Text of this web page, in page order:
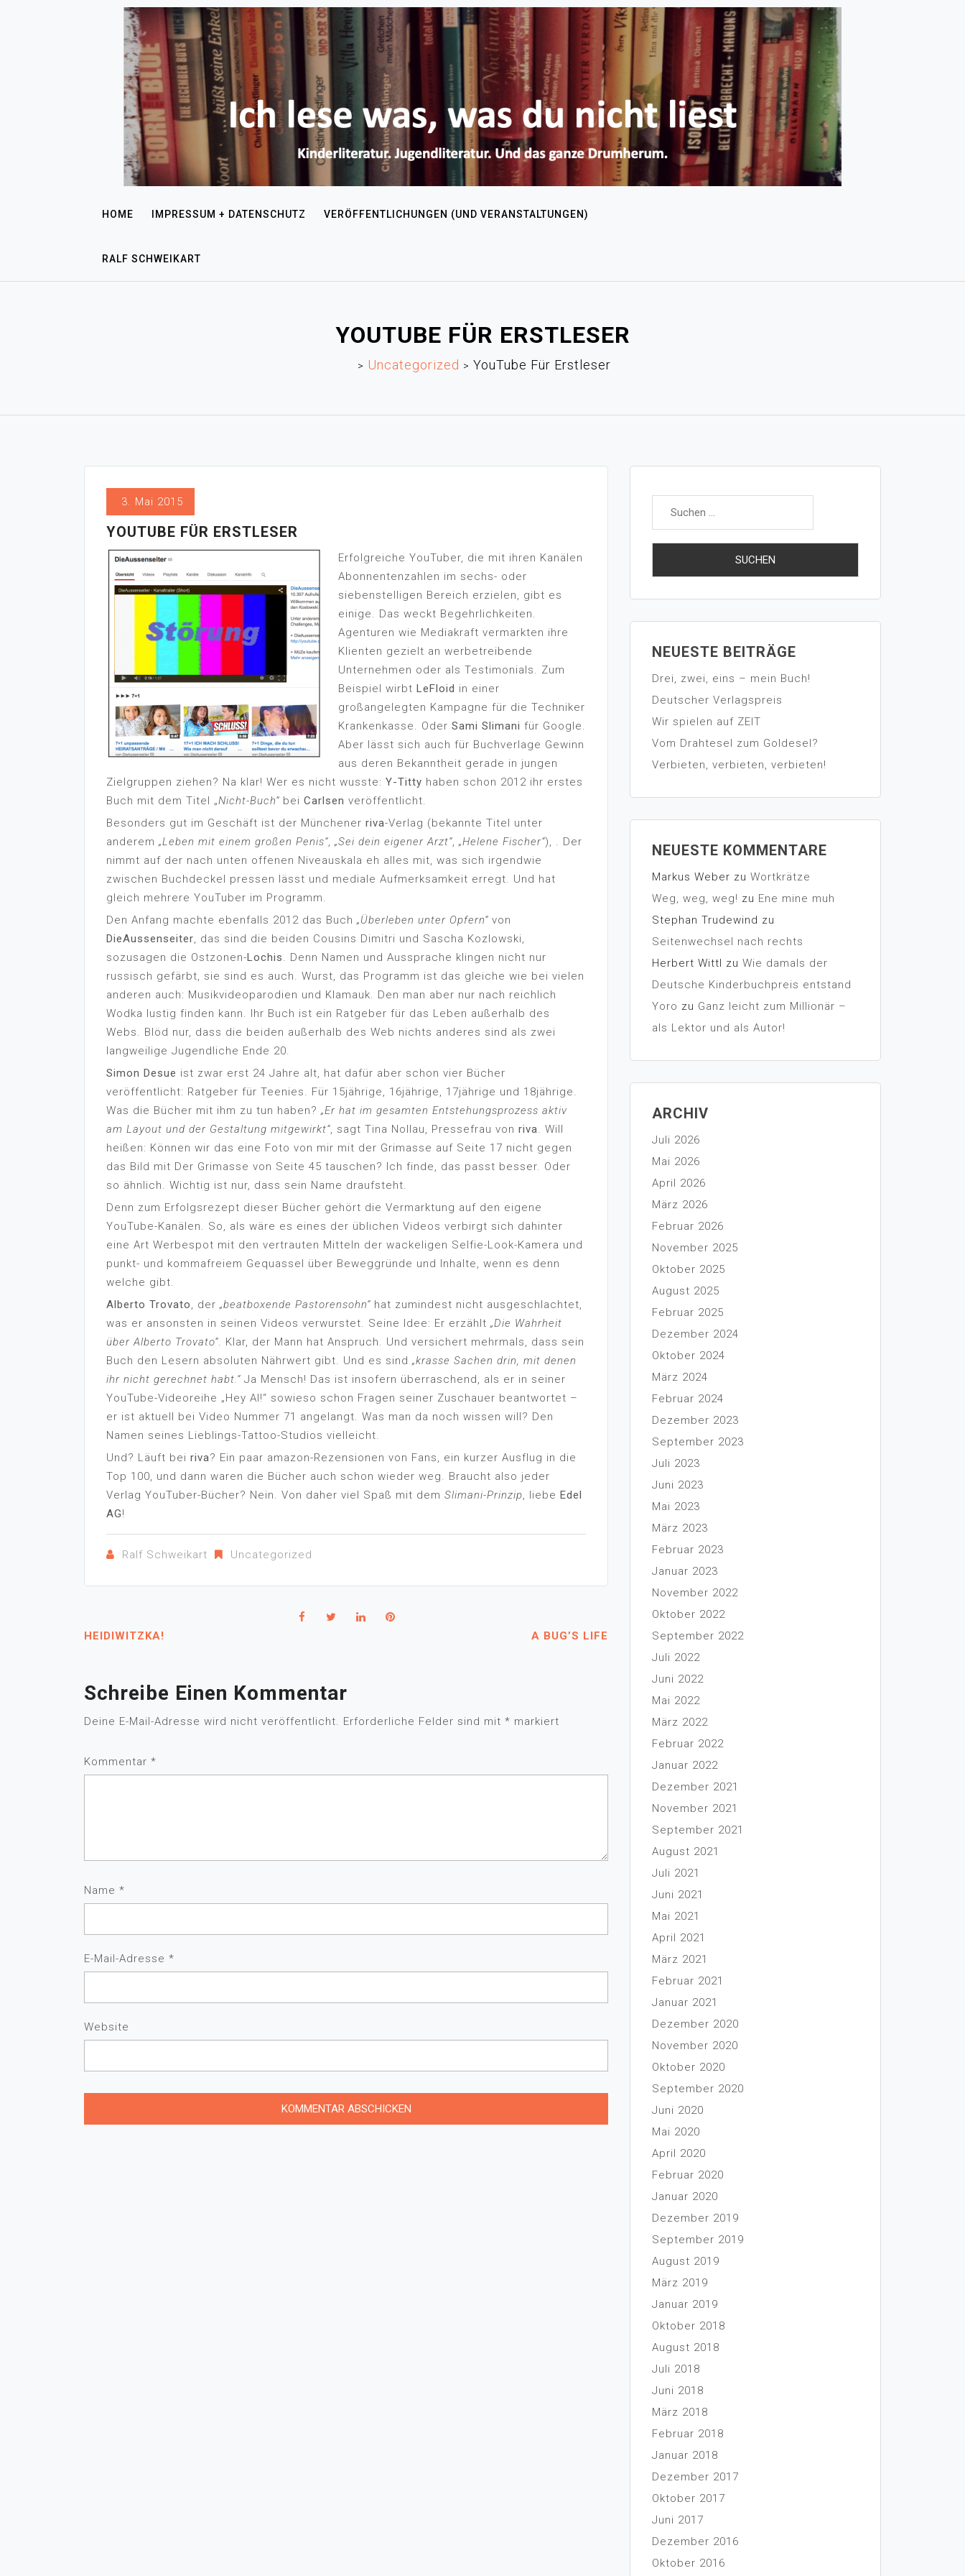
HOME IMPRESSUM + DATENSCHUTZ VERÖFFENTLICHUNGEN (UND VERANSTALTUNGEN)
RALF SCHWEIKART
YOUTUBE FÜR ERSTLESER
> Uncategorized > YouTube Für Erstleser
3. Mai 2015
YOUTUBE FÜR ERSTLESER
Erfolgreiche YouTuber, die mit ihren Kanälen
Abonnentenzahlen im sechs- oder
siebenstelligen Bereich erzielen, gibt es
einige. Das weckt Begehrlichkeiten.
Agenturen wie Mediakraft vermarkten ihre
Klienten gezielt an werbetreibende
Unternehmen oder als Testimonials. Zum
Beispiel wirbt LeFloid in einer
großangelegten Kampagne für die Techniker
Krankenkasse. Oder Sami Slimani für Google.
Aber lässt sich auch für Buchverlage Gewinn
aus deren Bekanntheit gerade in jungen
Zielgruppen ziehen? Na klar! Wer es nicht wusste: Y-Titty haben schon 2012 ihr erstes
Buch mit dem Titel „Nicht-Buch“ bei Carlsen veröffentlicht.
Besonders gut im Geschäft ist der Münchener riva-Verlag (bekannte Titel unter
anderem „Leben mit einem großen Penis“, „Sei dein eigener Arzt“, „Helene Fischer“), . Der
nimmt auf der nach unten offenen Niveauskala eh alles mit, was sich irgendwie
zwischen Buchdeckel pressen lässt und mediale Aufmerksamkeit erregt. Und hat
gleich mehrere YouTuber im Programm.
Den Anfang machte ebenfalls 2012 das Buch „Überleben unter Opfern“ von
DieAussenseiter, das sind die beiden Cousins Dimitri und Sascha Kozlowski,
sozusagen die Ostzonen-Lochis. Denn Namen und Aussprache klingen nicht nur
russisch gefärbt, sie sind es auch. Wurst, das Programm ist das gleiche wie bei vielen
anderen auch: Musikvideoparodien und Klamauk. Den man aber nur nach reichlich
Wodka lustig finden kann. Ihr Buch ist ein Ratgeber für das Leben außerhalb des
Webs. Blöd nur, dass die beiden außerhalb des Web nichts anderes sind als zwei
langweilige Jugendliche Ende 20.
Simon Desue ist zwar erst 24 Jahre alt, hat dafür aber schon vier Bücher
veröffentlicht: Ratgeber für Teenies. Für 15jährige, 16jährige, 17jährige und 18jährige.
Was die Bücher mit ihm zu tun haben? „Er hat im gesamten Entstehungsprozess aktiv
am Layout und der Gestaltung mitgewirkt“, sagt Tina Nollau, Pressefrau von riva. Will
heißen: Können wir das eine Foto von mir mit der Grimasse auf Seite 17 nicht gegen
das Bild mit Der Grimasse von Seite 45 tauschen? Ich finde, das passt besser. Oder
so ähnlich. Wichtig ist nur, dass sein Name draufsteht.
Denn zum Erfolgsrezept dieser Bücher gehört die Vermarktung auf den eigene
YouTube-Kanälen. So, als wäre es eines der üblichen Videos verbirgt sich dahinter
eine Art Werbespot mit den vertrauten Mitteln der wackeligen Selfie-Look-Kamera und
punkt- und kommafreiem Gequassel über Beweggründe und Inhalte, wenn es denn
welche gibt.
Alberto Trovato, der „beatboxende Pastorensohn“ hat zumindest nicht ausgeschlachtet,
was er ansonsten in seinen Videos verwurstet. Seine Idee: Er erzählt „Die Wahrheit
über Alberto Trovato“. Klar, der Mann hat Anspruch. Und versichert mehrmals, dass sein
Buch den Lesern absoluten Nährwert gibt. Und es sind „krasse Sachen drin, mit denen
ihr nicht gerechnet habt.“ Ja Mensch! Das ist insofern überraschend, als er in seiner
YouTube-Videoreihe „Hey Al!“ sowieso schon Fragen seiner Zuschauer beantwortet –
er ist aktuell bei Video Nummer 71 angelangt. Was man da noch wissen will? Den
Namen seines Lieblings-Tattoo-Studios vielleicht.
Und? Läuft bei riva? Ein paar amazon-Rezensionen von Fans, ein kurzer Ausflug in die
Top 100, und dann waren die Bücher auch schon wieder weg. Braucht also jeder
Verlag YouTuber-Bücher? Nein. Von daher viel Spaß mit dem Slimani-Prinzip, liebe Edel
AG!
Ralf Schweikart Uncategorized
HEIDIWITZKA! A BUG’S LIFE
Schreibe Einen Kommentar
Deine E-Mail-Adresse wird nicht veröffentlicht. Erforderliche Felder sind mit * markiert
Kommentar *
Name *
E-Mail-Adresse *
Website
NEUESTE BEITRÄGE
Drei, zwei, eins – mein Buch!
Deutscher Verlagspreis
Wir spielen auf ZEIT
Vom Drahtesel zum Goldesel?
Verbieten, verbieten, verbieten!
NEUESTE KOMMENTARE
Markus Weber zu Wortkrätze
Weg, weg, weg! zu Ene mine muh
Stephan Trudewind zu
Seitenwechsel nach rechts
Herbert Wittl zu Wie damals der
Deutsche Kinderbuchpreis entstand
Yoro zu Ganz leicht zum Millionär –
als Lektor und als Autor!
ARCHIV
Juli 2026
Mai 2026
April 2026
März 2026
Februar 2026
November 2025
Oktober 2025
August 2025
Februar 2025
Dezember 2024
Oktober 2024
März 2024
Februar 2024
Dezember 2023
September 2023
Juli 2023
Juni 2023
Mai 2023
März 2023
Februar 2023
Januar 2023
November 2022
Oktober 2022
September 2022
Juli 2022
Juni 2022
Mai 2022
März 2022
Februar 2022
Januar 2022
Dezember 2021
November 2021
September 2021
August 2021
Juli 2021
Juni 2021
Mai 2021
April 2021
März 2021
Februar 2021
Januar 2021
Dezember 2020
November 2020
Oktober 2020
September 2020
Juni 2020
Mai 2020
April 2020
Februar 2020
Januar 2020
Dezember 2019
September 2019
August 2019
März 2019
Januar 2019
Oktober 2018
August 2018
Juli 2018
Juni 2018
März 2018
Februar 2018
Januar 2018
Dezember 2017
Oktober 2017
Juni 2017
Dezember 2016
Oktober 2016